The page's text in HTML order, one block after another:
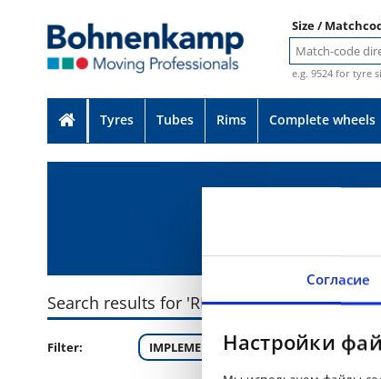
Согласие
Настройки
Size /
e.g. 9524 for tyre
Tyres Tubes Rims Complete wheels
Search results for 'RIB 713'
Filter: IMPLEMENTS (4)